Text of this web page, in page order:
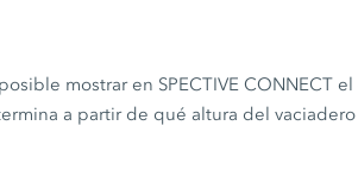
mostrar en SPECTIVE CONNECT
a partir de qué altura del